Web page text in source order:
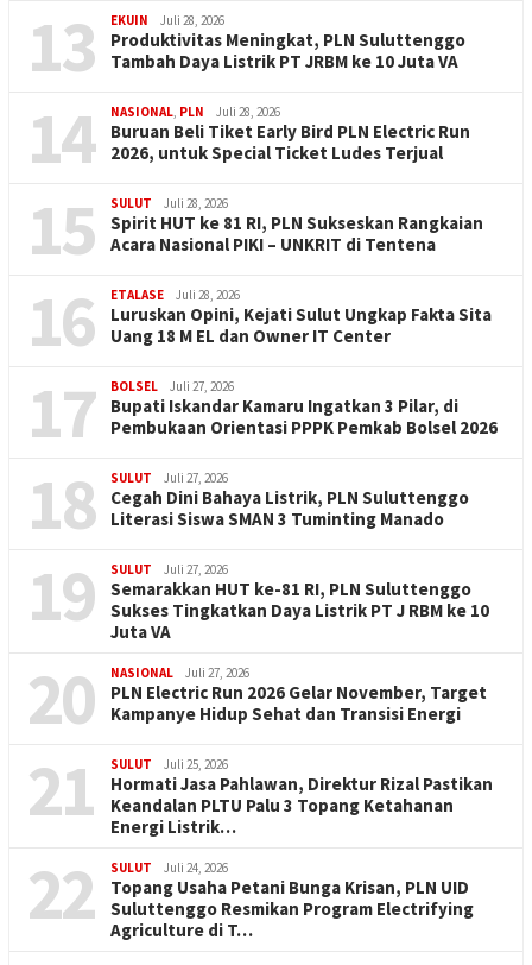
13 EKUIN Juli 28, 2026
Produktivitas Meningkat, PLN Suluttenggo
Tambah Daya Listrik PT JRBM ke 10 Juta VA
14 NASIONAL, PLN Juli 28, 2026
Buruan Beli Tiket Early Bird PLN Electric Run
2026, untuk Special Ticket Ludes Terjual
15 SULUT Juli 28, 2026
Spirit HUT ke 81 RI, PLN Sukseskan Rangkaian
Acara Nasional PIKI – UNKRIT di Tentena
16 ETALASE Juli 28, 2026
Luruskan Opini, Kejati Sulut Ungkap Fakta Sita
Uang 18 M EL dan Owner IT Center
17 BOLSEL Juli 27, 2026
Bupati Iskandar Kamaru Ingatkan 3 Pilar, di
Pembukaan Orientasi PPPK Pemkab Bolsel 2026
18 SULUT Juli 27, 2026
Cegah Dini Bahaya Listrik, PLN Suluttenggo
Literasi Siswa SMAN 3 Tuminting Manado
19 SULUT Juli 27, 2026
Semarakkan HUT ke-81 RI, PLN Suluttenggo
Sukses Tingkatkan Daya Listrik PT J RBM ke 10
Juta VA
20 NASIONAL Juli 27, 2026
PLN Electric Run 2026 Gelar November, Target
Kampanye Hidup Sehat dan Transisi Energi
21 SULUT Juli 25, 2026
Hormati Jasa Pahlawan, Direktur Rizal Pastikan
Keandalan PLTU Palu 3 Topang Ketahanan
Energi Listrik…
22 SULUT Juli 24, 2026
Topang Usaha Petani Bunga Krisan, PLN UID
Suluttenggo Resmikan Program Electrifying
Agriculture di T…